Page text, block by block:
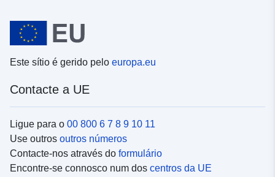
Este sítio é gerido pelo europa.eu
Contacte a UE
Ligue para o 00 800 6 7 8 9 10 11
Use outros outros números
Contacte-nos através do formulário
Encontre-se connosco num dos centros da UE